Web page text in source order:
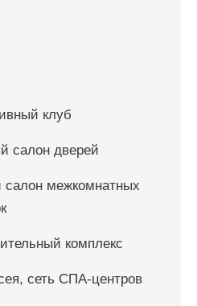
клуб
салон дверей
межкомнатных
комплекс
сеть СПА-центров